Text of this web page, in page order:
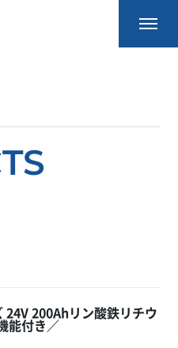
200Ahリン酸鉄リチウ
能付き／